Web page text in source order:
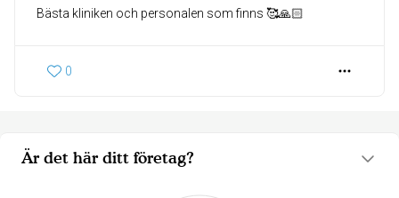
Är det här ditt företag?
Bästa kliniken och personalen som finns 🥰🙏🏻
0